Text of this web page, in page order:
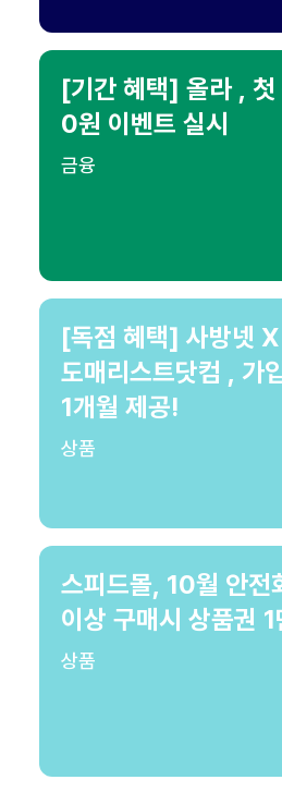
[기간 혜택] 올라 , 첫
0원 이벤트 실시
금융
[독점 혜택] 사방넷 X
도매리스트닷컴 , 가
1개월 제공!
상품
스피드몰, 10월 안전
이상 구매시 상품권
상품